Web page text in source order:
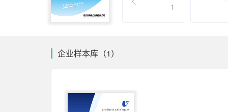
1
企业样本库（1）